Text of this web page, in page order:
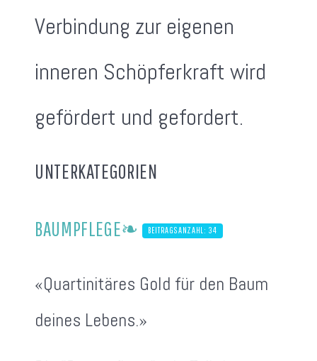
Verbindung zur eigenen
inneren Schöpferkraft wird
gefördert und gefordert.
UNTERKATEGORIEN
BAUMPFLEGE❧ BEITRAGSANZAHL: 34
«Quartinitäres Gold für den Baum
deines Lebens.»